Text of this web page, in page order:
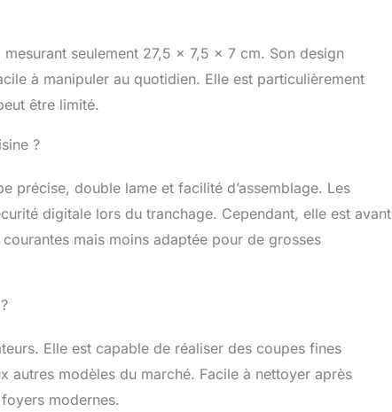
seulement 27,5 x 7,5 x 7 cm. Son design
à manipuler au quotidien. Elle est particulièrement
être limité.
?
précise, double lame et facilité d’assemblage. Les
digitale lors du tranchage. Cependant, elle est avant
mais moins adaptée pour de grosses
Elle est capable de réaliser des coupes fines
modèles du marché. Facile à nettoyer après
modernes.